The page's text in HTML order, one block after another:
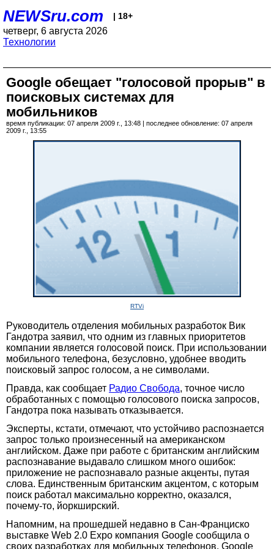
NEWSru.com | 18+
четверг, 6 августа 2026
Технологии
Google обещает "голосовой прорыв" в
поисковых системах для
мобильников
время публикации: 07 апреля 2009 г., 13:48 | последнее обновление: 07 апреля
2009 г., 13:55
RTVi
Руководитель отделения мобильных разработок Вик
Гандотра заявил, что одним из главных приоритетов
компании является голосовой поиск. При использовании
мобильного телефона, безусловно, удобнее вводить
поисковый запрос голосом, а не символами.
Правда, как сообщает Радио Свобода, точное число
обработанных с помощью голосового поиска запросов,
Гандотра пока называть отказывается.
Эксперты, кстати, отмечают, что устойчиво распознается
запрос только произнесенный на американском
английском. Даже при работе с британским английским
распознавание выдавало слишком много ошибок:
приложение не распознавало разные акценты, путая
слова. Единственным британским акцентом, с которым
поиск работал максимально корректно, оказался,
почему-то, йоркширский.
Напомним, на прошедшей недавно в Сан-Франциско
выставке Web 2.0 Expo компания Google сообщила о
своих разработках для мобильных телефонов. Google